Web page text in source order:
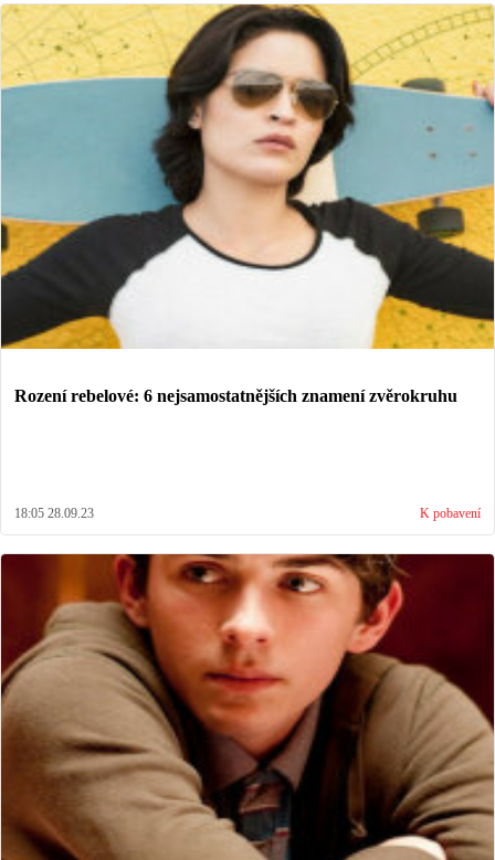
Rození rebelové: 6 nejsamostatnějších znamení zvěrokruhu
18:05 28.09.23 K pobavení